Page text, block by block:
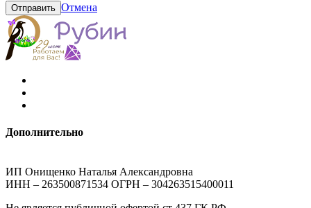
Отправить Отмена
Дополнительно
ИП Онищенко Наталья Александровна
ИНН – 263500871534 ОГРН – 304263515400011